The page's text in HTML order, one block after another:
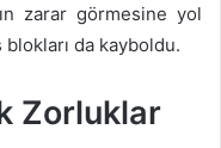
zarar görmesine yol
blokları da kayboldu.
Zorluklar